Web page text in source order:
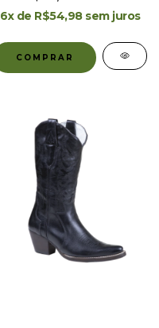
6x de R$54,98 sem juros
COMPRAR